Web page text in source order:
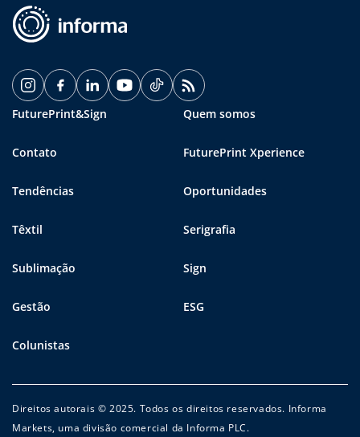
FuturePrint&Sign Quem somos
Contato FuturePrint Xperience
Tendências Oportunidades
Têxtil Serigrafia
Sublimação Sign
Gestão ESG
Colunistas
Direitos autorais © 2025. Todos os direitos reservados. Informa
Markets, uma divisão comercial da Informa PLC.